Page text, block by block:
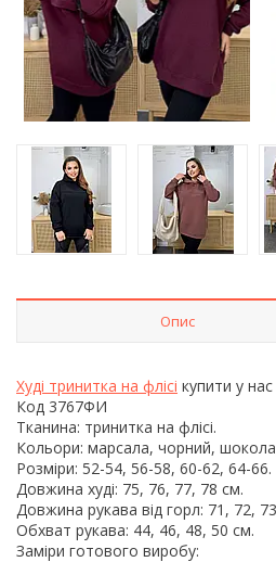
Опис
Худі тринитка на флісі купити у нас
Код 3767ФИ
Тканина: тринитка на флісі.
Кольори: марсала, чорний,
Розміри: 52-54, 56-58, 60-62, 64-66.
Довжина худі: 75, 76, 77, 78 см.
Довжина рукава від горл: 71, 72,
Обхват рукава: 44, 46, 48, 50 см.
Заміри готового виробу: